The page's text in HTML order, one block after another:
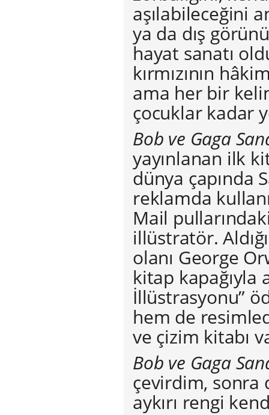
aşılabileceğini
ya da dış
hayat sanatı
kırmızının
ama her bir
çocuklar kadar
Bob ve Gaga
yayınlanan ilk
dünya çapında
reklamda
Mail
illüstratör.
olanı George
kitap kapağıyla
İllüstrasyonu”
hem de
ve çizim kitabı
Bob ve Gaga
çevirdim, sonra
aykırı rengi